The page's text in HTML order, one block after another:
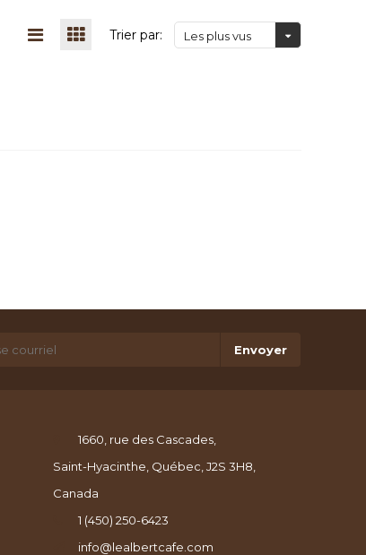
Trier par: Les plus vus
Envoyer
1660, rue des Cascades,
Saint-Hyacinthe, Québec, J2S 3H8,
Canada
1 (450) 250-6423
info@lealbertcafe.com